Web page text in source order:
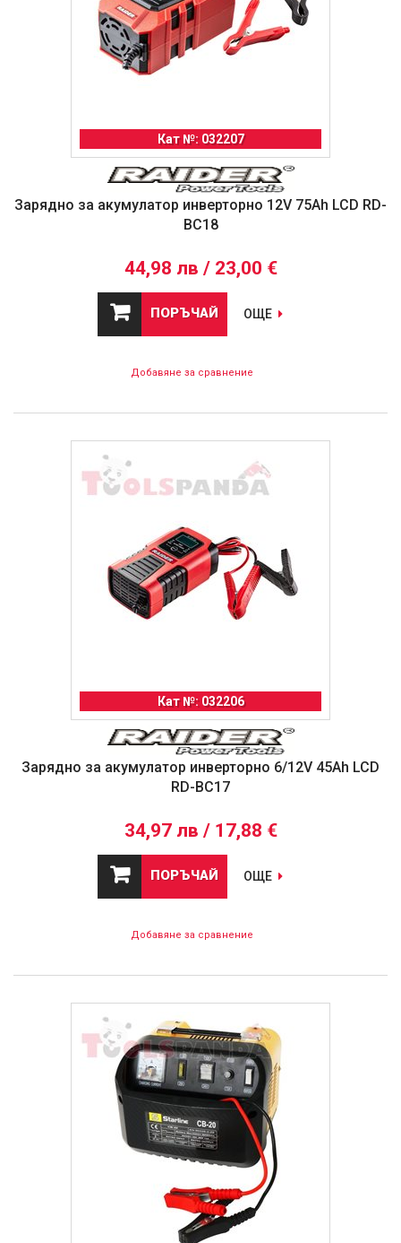
Кат №: 032207
Зарядно за акумулатор инверторно 12V 75Ah LCD RD-
BC18
44,98 лв / 23,00 €
ПОРЪЧАЙ ОЩЕ
Добавяне за сравнение
Кат №: 032206
Зарядно за акумулатор инверторно 6/12V 45Ah LCD
RD-BC17
34,97 лв / 17,88 €
ПОРЪЧАЙ ОЩЕ
Добавяне за сравнение